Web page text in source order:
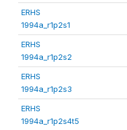
ERHS
1994a_r1p2s1
ERHS
1994a_r1p2s2
ERHS
1994a_r1p2s3
ERHS
1994a_r1p2s4t5